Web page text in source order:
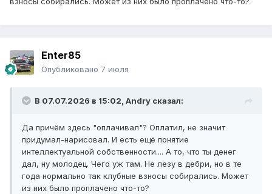
Enter85
Опубликовано 7 июля
В 07.07.2026 в 15:02, Andry сказал:
Да причём здесь "оплачивал"? Оплатил, не значит
придумал-нарисовал. И есть ещё понятие
интеллектуальной собственности.... А то, что ты денег
дал, ну молодец. Чего уж там. Не лезу в дебри, но в те
года нормально так клубные взносы собирались. Может
из них было проплачено что-то?